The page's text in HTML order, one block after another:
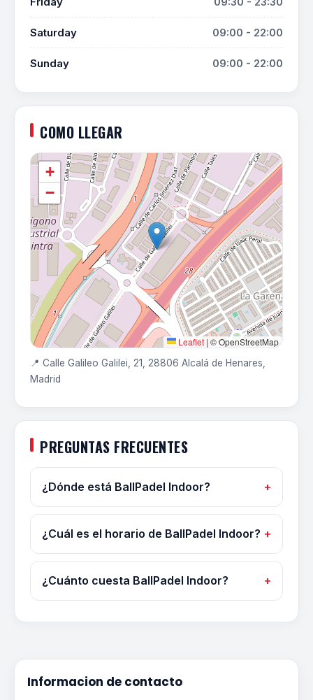
Saturday 09:00 - 22:00
Sunday 09:00 - 22:00
COMO LLEGAR
+
−
Leaflet | © OpenStreetMap
📍 Calle Galileo Galilei, 21, 28806 Alcalá de Henares,
Madrid
PREGUNTAS FRECUENTES
¿Dónde está BallPadel Indoor?
¿Cuál es el horario de BallPadel Indoor?
¿Cuánto cuesta BallPadel Indoor?
Informacion de contacto